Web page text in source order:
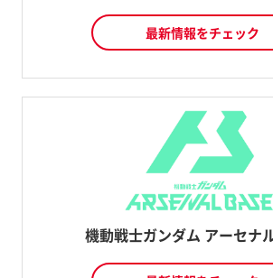
最新情報をチェック
機動戦士ガンダム アーセナ